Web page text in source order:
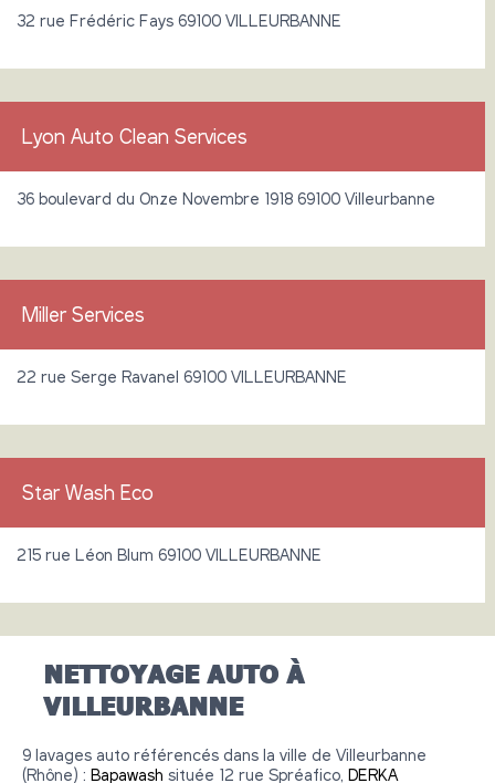
32 rue Frédéric Fays 69100 VILLEURBANNE
Lyon Auto Clean Services
36 boulevard du Onze Novembre 1918 69100 Villeurbanne
Miller Services
22 rue Serge Ravanel 69100 VILLEURBANNE
Star Wash Eco
215 rue Léon Blum 69100 VILLEURBANNE
NETTOYAGE AUTO À
VILLEURBANNE
9 lavages auto référencés dans la ville de Villeurbanne
(Rhône) : Bapawash située 12 rue Spréafico, DERKA